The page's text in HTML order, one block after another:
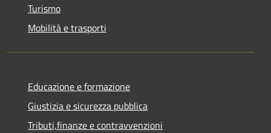
Turismo
Mobilità e trasporti
Educazione e formazione
Giustizia e sicurezza pubblica
Tributi,finanze e contravvenzioni